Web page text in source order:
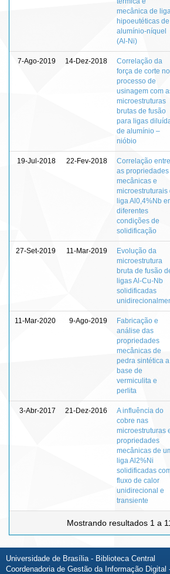
mecânica de
hipoeutéticas de
alumínio-níquel
(Al-Ni)
7-Ago-2019 14-Dez-2018
Correlação da
força de corte no
processo de
usinagem com
microestruturas
brutas de fusão
para ligas
de alumínio –
nióbio
19-Jul-2018 22-Fev-2018
Correlação entre
as propriedades
mecânicas e
microestruturais
liga Al0,4%Nb
diferentes
condições de
solidificação
27-Set-2019 11-Mar-2019
Evolução da
microestrutura
bruta de fusão
ligas Al-Cu-Nb
solidificadas
11-Mar-2020 9-Ago-2019
Fabricação e
análise das
propriedades
mecânicas de
pedra sintética a
base de
vermiculita e
perlita
3-Abr-2017 21-Dez-2016
A influência do
cobre nas
microestruturas
propriedades
mecânicas de
liga Al2%Ni
solidificadas
fluxo de calor
unidirecional e
transiente
Mostrando resultados 1 a
Universidade de Brasília - Biblioteca Central
Coordenadoria de Gestão da Informação Digital